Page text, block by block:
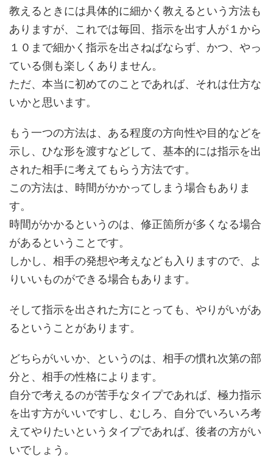
教えるときには具体的に細かく教えるという方法も
ありますが、これでは毎回、指示を出す人が１から
１０まで細かく指示を出さねばならず、かつ、やっ
ている側も楽しくありません。
ただ、本当に初めてのことであれば、それは仕方な
いかと思います。
もう一つの方法は、ある程度の方向性や目的などを
示し、ひな形を渡すなどして、基本的には指示を出
された相手に考えてもらう方法です。
この方法は、時間がかかってしまう場合もありま
す。
時間がかかるというのは、修正箇所が多くなる場合
があるということです。
しかし、相手の発想や考えなども入りますので、よ
りいいものができる場合もあります。
そして指示を出された方にとっても、やりがいがあ
るということがあります。
どちらがいいか、というのは、相手の慣れ次第の部
分と、相手の性格によります。
自分で考えるのが苦手なタイプであれば、極力指示
を出す方がいいですし、むしろ、自分でいろいろ考
えてやりたいというタイプであれば、後者の方がい
いでしょう。